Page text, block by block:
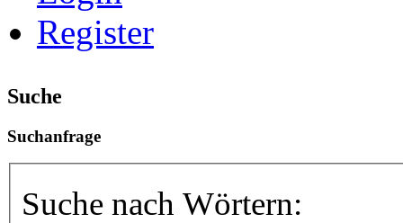
Register
Suche
Suchanfrage
Suche nach Wörtern: